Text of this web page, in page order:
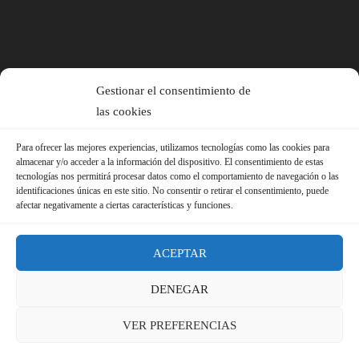
Gestionar el consentimiento de
las cookies
Para ofrecer las mejores experiencias, utilizamos tecnologías como las cookies para
almacenar y/o acceder a la información del dispositivo. El consentimiento de estas
tecnologías nos permitirá procesar datos como el comportamiento de navegación o las
identificaciones únicas en este sitio. No consentir o retirar el consentimiento, puede
afectar negativamente a ciertas características y funciones.
ACEPTAR
DENEGAR
VER PREFERENCIAS
Política de Cookies